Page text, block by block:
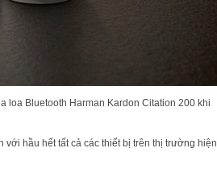
loa Bluetooth Harman Kardon Citation 200 khi
hầu hết tất cả các thiết bị trên thị trường hiện